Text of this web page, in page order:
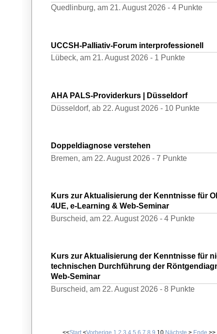
Quedlinburg, am 21. August 2026 - 4 Punkte
UCCSH-Palliativ-Forum interprofessionell
Lübeck, am 21. August 2026 - 1 Punkte
AHA PALS-Providerkurs | Düsseldorf
Düsseldorf, ab 22. August 2026 - 10 Punkte
Doppeldiagnose verstehen
Bremen, am 22. August 2026 - 7 Punkte
Kurs zur Aktualisierung der Kenntnisse für
4UE, e-Learning & Web-Seminar
Burscheid, am 22. August 2026 - 4 Punkte
Kurs zur Aktualisierung der Kenntnisse für
technischen Durchführung der
Web-Seminar
Burscheid, am 22. August 2026 - 8 Punkte